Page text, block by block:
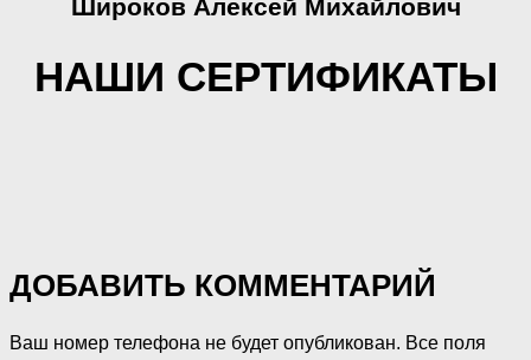
Широков Алексей Михайлович
НАШИ СЕРТИФИКАТЫ
ДОБАВИТЬ КОММЕНТАРИЙ
Ваш номер телефона не будет опубликован. Все поля